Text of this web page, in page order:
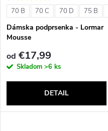
70 B 70 C 70 D 75 B
Dámska podprsenka - Lormar
Mousse
od €17,99
Skladom >6 ks
DETAIL